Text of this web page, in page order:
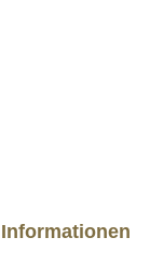
Informationen